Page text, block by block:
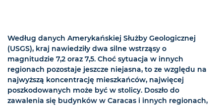
Według danych Amerykańskiej Służby Geologicznej
(USGS), kraj nawiedziły dwa silne wstrząsy o
magnitudzie 7,2 oraz 7,5. Choć sytuacja w innych
regionach pozostaje jeszcze niejasna, to ze względu na
najwyższą koncentrację mieszkańców, najwięcej
poszkodowanych może być w stolicy. Doszło do
zawalenia się budynków w Caracas i innych regionach,